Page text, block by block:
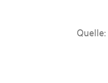
Quelle: